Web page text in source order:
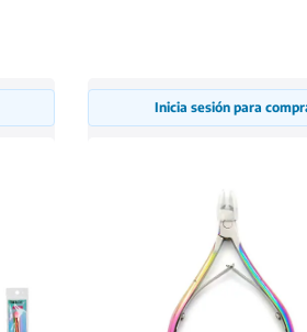
Inicia sesión para